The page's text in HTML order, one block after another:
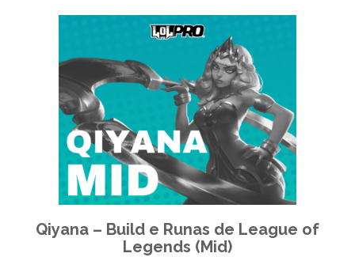
Qiyana – Build e Runas de League of
Legends (Mid)